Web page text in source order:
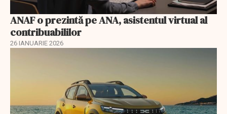
ANAF o prezintă pe ANA, asistentul virtual al
contribuabililor
26 IANUARIE 2026